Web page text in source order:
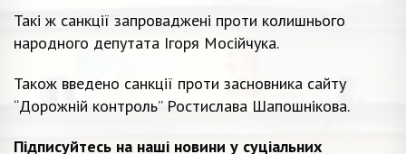
Такі ж санкції запроваджені проти колишнього
народного депутата Ігоря Мосійчука.
Також введено санкції проти засновника сайту
“Дорожній контроль” Ростислава Шапошнікова.
Підписуйтесь на наші новини у суціальних